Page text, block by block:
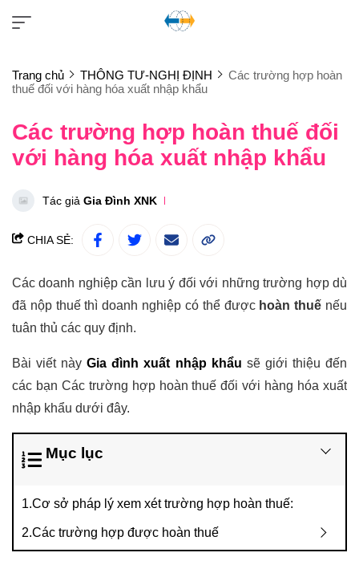
Trang chủ THÔNG TƯ-NGHỊ ĐỊNH
Các trường hợp hoàn
thuế đối với hàng hóa xuất nhập khẩu
Các trường hợp hoàn thuế đối
với hàng hóa xuất nhập khẩu
Tác giả Gia Đình XNK
CHIA SẺ:
Các doanh nghiệp cần lưu ý đối với những trường hợp dù
đã nộp thuế thì doanh nghiệp có thể được hoàn thuế nếu
tuân thủ các quy định.
Bài viết nàyGia đình xuất nhập khẩu sẽ giới thiệu đến
các bạn Các trường hợp hoàn thuế đối với hàng hóa xuất
nhập khẩu dưới đây.
Mục lục
1.Cơ sở pháp lý xem xét trường hợp hoàn thuế:
2.Các trường hợp được hoàn thuế